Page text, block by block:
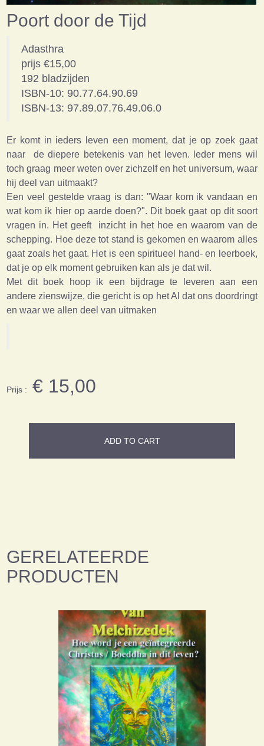
Poort door de Tijd
Adasthra
prijs €15,00
192 bladzijden
ISBN-10: 90.77.64.90.69
ISBN-13: 97.89.07.76.49.06.0
Er komt in ieders leven een moment, dat je op zoek gaat
naar de diepere betekenis van het leven. leder mens wil
toch graag meer weten over zichzelf en het universum, waar
hij deel van uitmaakt?
Een veel gestelde vraag is dan: "Waar kom ik vandaan en
wat kom ik hier op aarde doen?". Dit boek gaat op dit soort
vragen in. Het geeft inzicht in het hoe en waarom van de
schepping. Hoe deze tot stand is gekomen en waarom alles
gaat zoals het gaat. Het is een spiritueel hand- en leerboek,
dat je op elk moment gebruiken kan als je dat wil.
Met dit boek hoop ik een bijdrage te leveren aan een
andere zienswijze, die gericht is op het Al dat ons doordringt
en waar we allen deel van uitmaken
Prijs : € 15,00
ADD TO CART
GERELATEERDE
PRODUCTEN